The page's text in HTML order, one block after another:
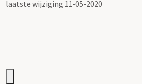
laatste wijziging 11-05-2020